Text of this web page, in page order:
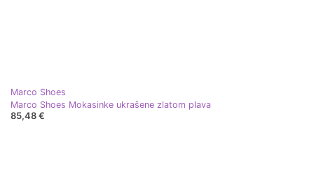
Marco Shoes
Marco Shoes Mokasinke ukrašene zlatom plava
85,48 €